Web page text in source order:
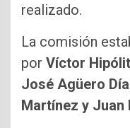
realizado.
La comisión
por Víctor
José Agüero
Martínez y Juan